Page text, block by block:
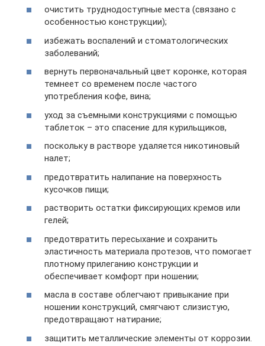
очистить труднодоступные места (связано с
особенностью конструкции);
избежать воспалений и стоматологических
заболеваний;
вернуть первоначальный цвет коронке, которая
темнеет со временем после частого
употребления кофе, вина;
уход за съемными конструкциями с помощью
таблеток – это спасение для курильщиков,
поскольку в растворе удаляется никотиновый
налет;
предотвратить налипание на поверхность
кусочков пищи;
растворить остатки фиксирующих кремов или
гелей;
предотвратить пересыхание и сохранить
эластичность материала протезов, что помогает
плотному прилеганию конструкции и
обеспечивает комфорт при ношении;
масла в составе облегчают привыкание при
ношении конструкций, смягчают слизистую,
предотвращают натирание;
защитить металлические элементы от коррозии.